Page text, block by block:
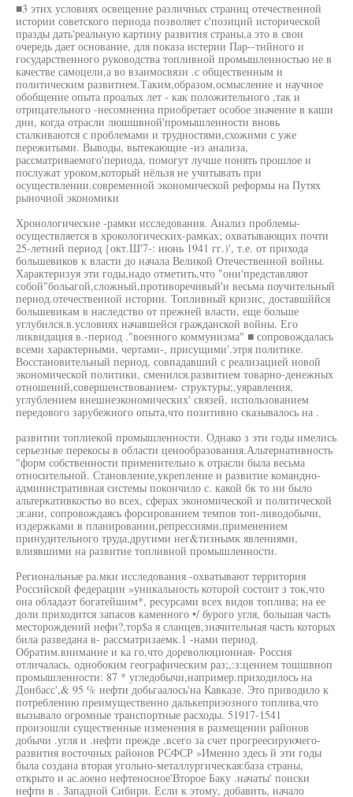
■3 этих условиях освещение различных страниц отечественной
истории советского периода позволяет с'позиций исторической
празды дать'реальную картину развития страны,а это в свои
очередь дает основание, для показа истерии Пар--тнйного и
государственного руководства топливной промышленностью не в
качестве самоцели,а во взаимосвязи .с общественным и
политическим развитием.Таким,образом,осмысление и научное
обобщение опыта проалых лет - как положительного ,так и
отрицательного -несомненна приобретает особое значение в каши
дни, когда отрасли люшшвной'промышленности вновь
сталкиваются с проблемами и трудностями,схожими с уже
пережитыми. Выводы, вытекающие -из анализа,
рассматриваемого'периода, помогут лучше понять прошлое и
послужат уроком,который нёльзя не учитывать при
осуществлении.современной экономической реформы на Путях
рыночной экономики
Хронологические -рамки исследования. Анализ проблемы-
осуществляется в хрокологических-рамках; охватывающих почти
25-летний период {окт.Ш'7-: июнь 1941 гг.)', т.е. от прихода
большевиков к власти до начала Великой Отечественной войны.
Характеризуя эти годы,надо отметить,что "они'представляют
собой"больагой,сложный,противоречивый'и весьма поучительный
период.отечественной истории. Топливный кризис, доставшййся
большевикам в наследство от прежней власти, еще больше
углубился.в.условиях начавшейся гражданской войны. Его
ликвидация в.-период ."военного коммунизма" ■ сопровождалась
всеми характерными, чертами-, присущими'.этря политике.
Восстановительный период, совпадавший с реализацией новой
экономической политики, сменился.развитием товарно-денежных
отношений,совершенствованием- структуры;,уяравления,
углублением внешнеэкономических' связей, использованием
передового зарубежного опыта,что позитивно сказывалось на .
развитии топлиекой промышленности. Однако з эти годы имелись
серьезные перекосы в области ценообразования.Альтернативность
"форм собственности применительно к отрасли была весьма
относительной. Становление,укрепление и развитие командно-
административная системы покончило с. какой бк то ни было
альтеркативкостьо во всех, сферах экономической и политической
;я:ани, сопровождаясь форсированием темпов топ-ливодобычи,
издержками в планировании,репрессиями,применением
принудительного труда,другими нег&тизнымк явлениями,
влиявшими на развитие топливной промышленности.
Региональные ра.мки исследования -охватывают территория
Российской федерации »уникальность которой состоит з ток,что
она обладаэт богатейшим*, ресурсами всех видов топлива; на ее
доли приходится запасов каменного •/ бурого угля, большая часть
месторождений нефн?,тор$а я сланцев,значительная часть которых
била разведана в- рассматризаемк.1 -нами период.
Обратим.внимание и ка го,что дореволюционная- Россия
отличалась, однобоким географическим раз;,:з:цением тошшвноп
промышленности: 87 * угледобычи,например.приходилось на
Донбасс',& 95 % нефти добьгаалось'на Кавказе. Это приводило к
потреблению преимущественно далькеприэозного топлива,что
вызывало огромные транспортные расходы. 51917-1541
произошли существенные изменения в размещении районов
добычи .угля и .нефти прежде ,всего за счет прогреесируючего-
развития восточных районов РСФСР »Именно здесь й эти годы
была создана вторая угольно-металлургическая:база страны,
открыто и ас.аоено нефтеносное'Второе Баку .начаты' поиски
нефти в . Западной Сибири. Если к этому, добавить, начало